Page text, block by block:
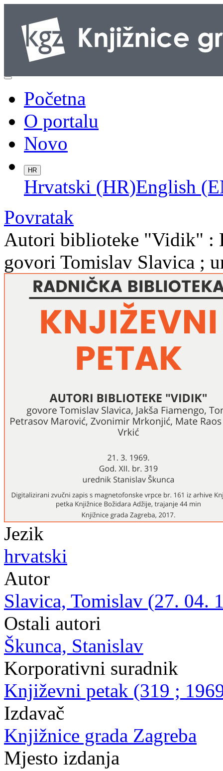
Početna
O portalu
Novo
HR
Hrvatski (HR)English
Povratak
Autori biblioteke "Vidik" :
govori Tomislav Slavica ;
Jezik
hrvatski
Autor
Slavica, Tomislav (27. 04.
Ostali autori
Škunca, Stanislav
Korporativni suradnik
Književni petak (319 ;
Izdavač
Knjižnice grada Zagreba
Mjesto izdanja